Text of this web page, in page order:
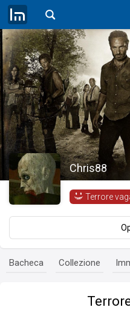
Chris88
Terrore
Bacheca Collezione